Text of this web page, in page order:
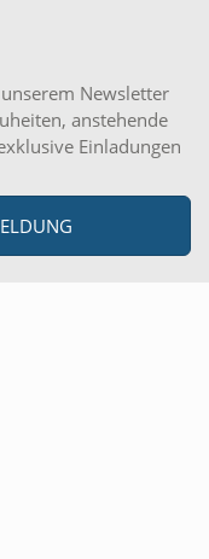
Newsletter
anstehende
Einladungen